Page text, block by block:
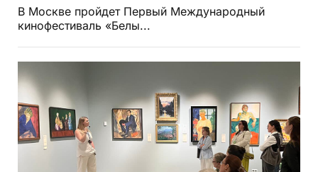
В Москве пройдет Первый Международный
кинофестиваль «Белы...